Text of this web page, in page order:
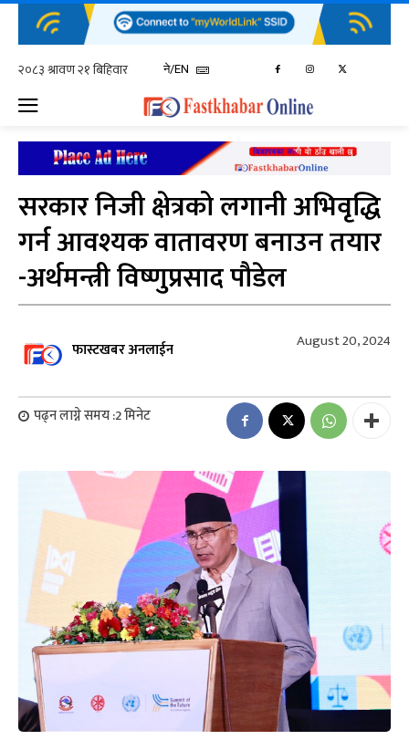
ने/EN
सरकार निजी क्षेत्रको लगानी अभिवृद्धि
गर्न आवश्यक वातावरण बनाउन तयार
-अर्थमन्त्री विष्णुप्रसाद पौडेल
फास्टखबर अनलाईन August 20, 2024
पढ्न लाग्ने समय :2मिनेट